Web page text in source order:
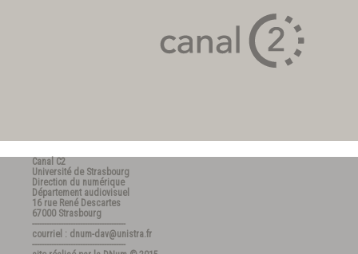
Canal C2
Université de Strasbourg
Direction du numérique
Département audiovisuel
16 rue René Descartes
67000 Strasbourg
---------------------------------------
courriel : dnum-dav@unistra.fr
---------------------------------------